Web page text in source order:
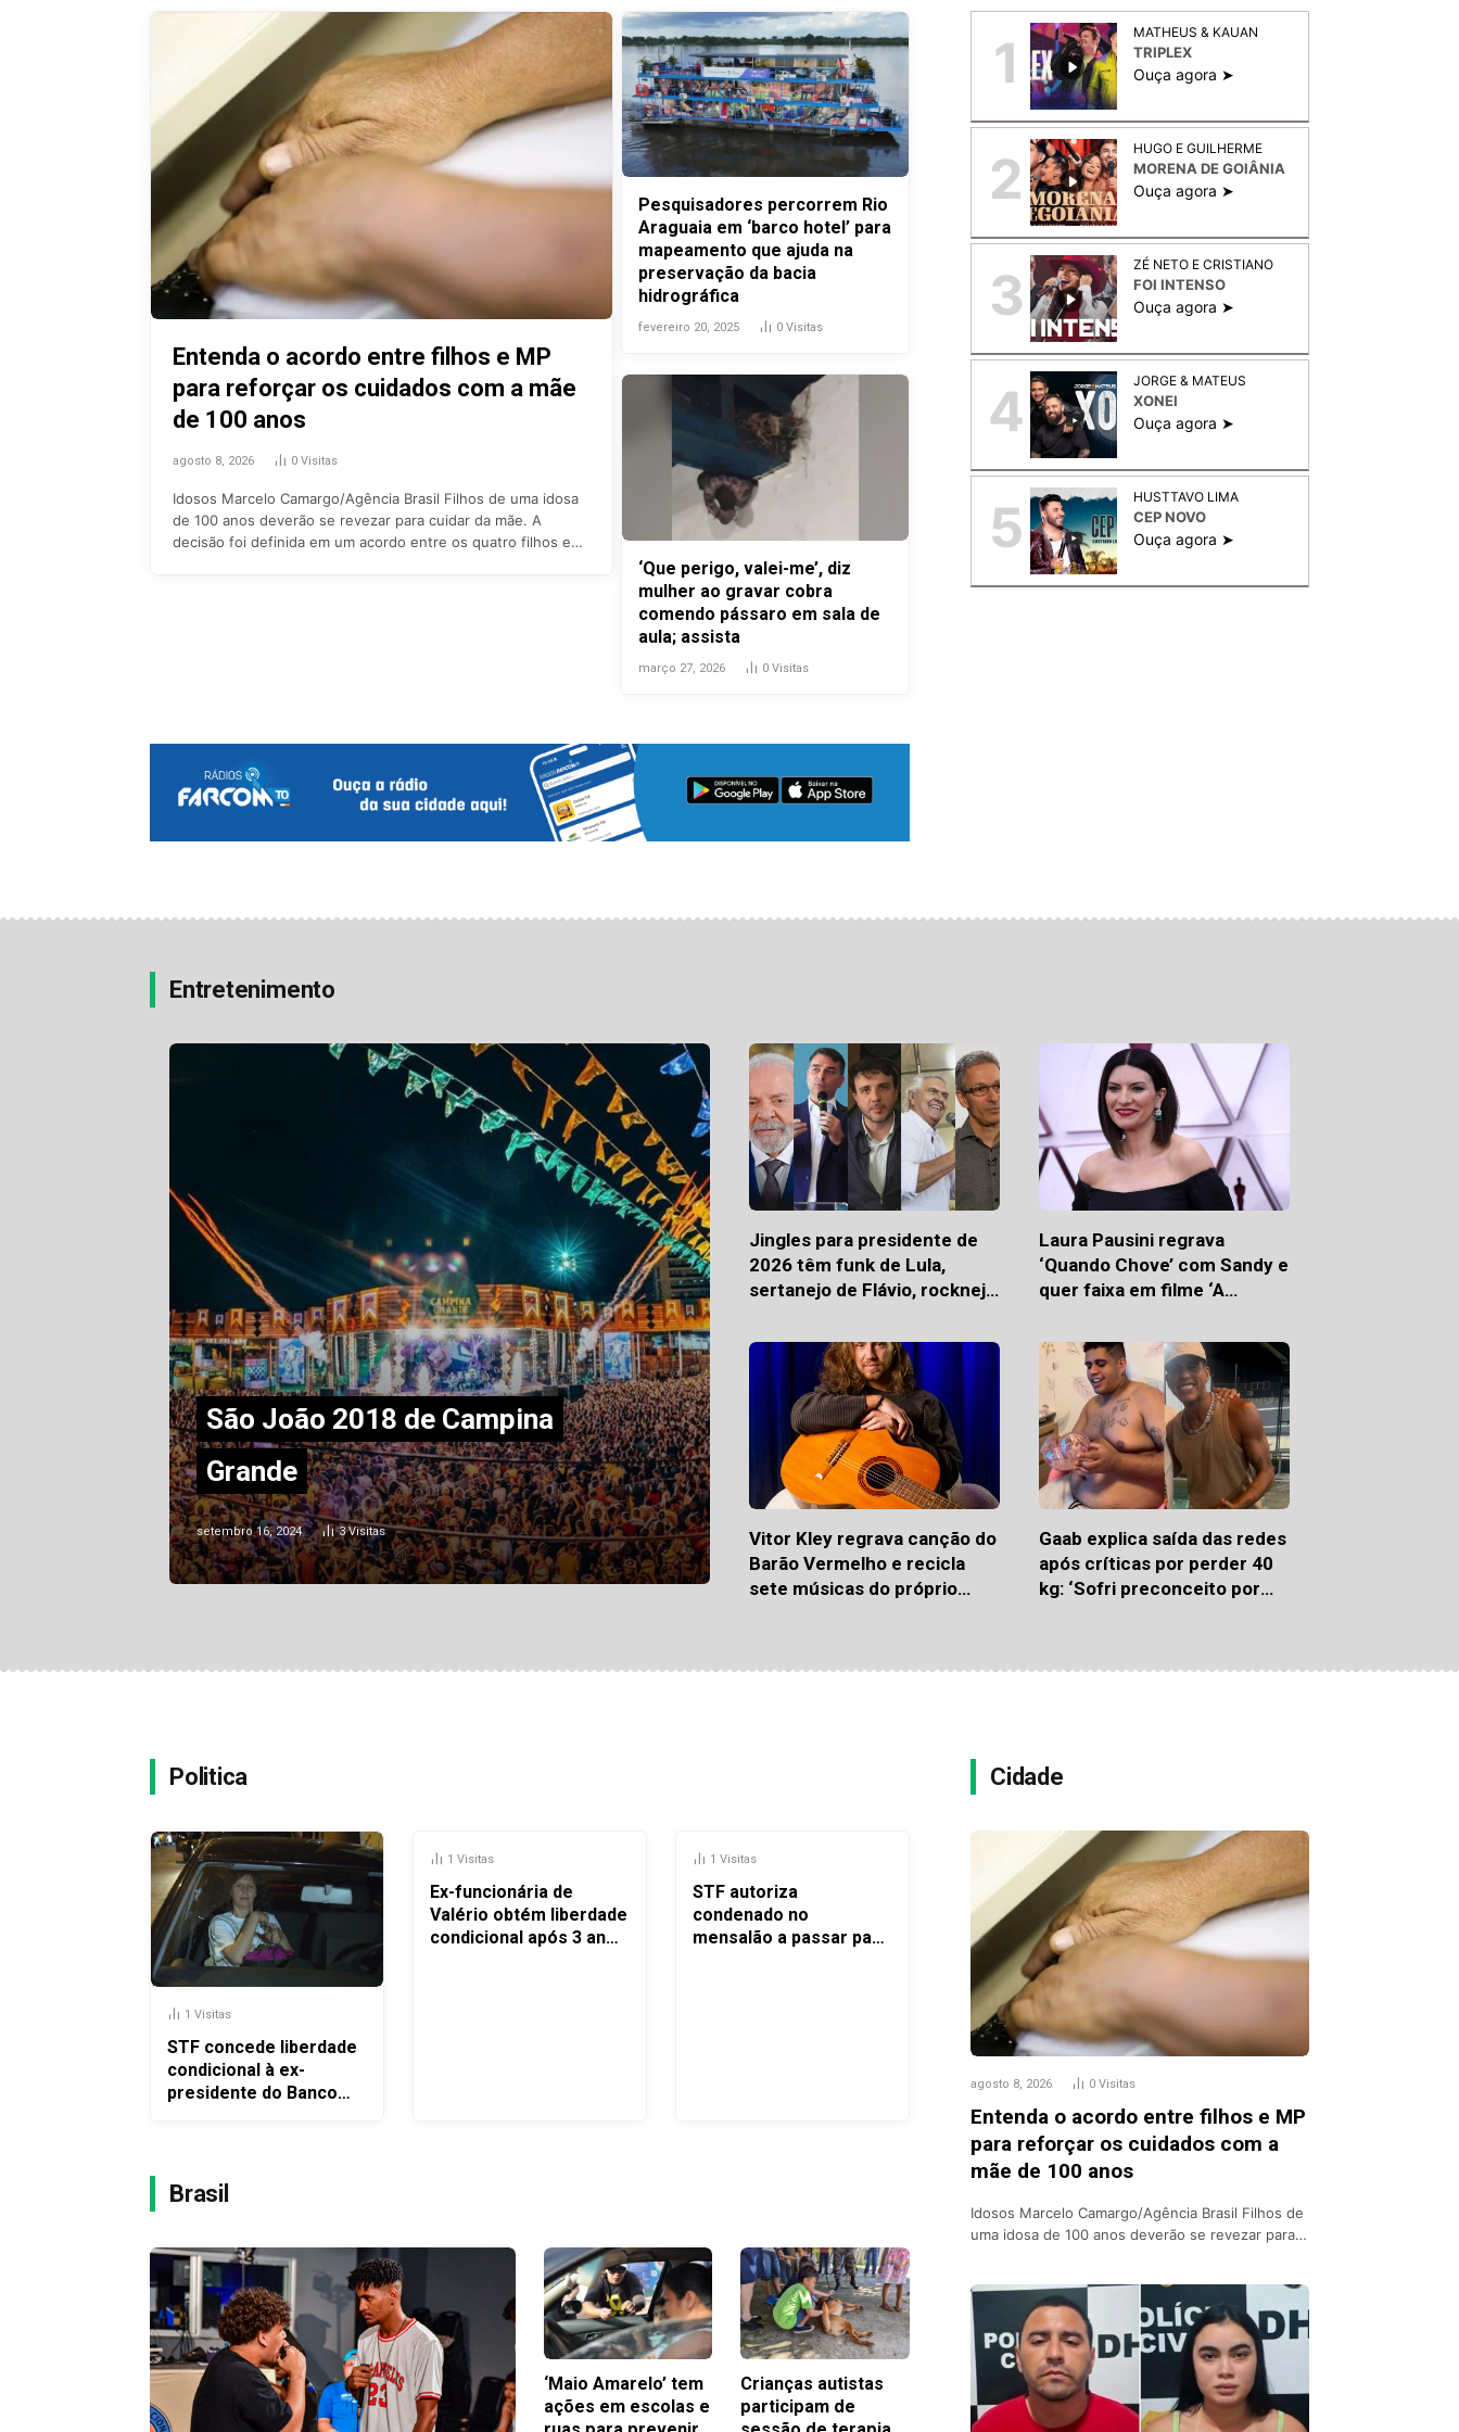
Entenda o acordo entre filhos e MP
para reforçar os cuidados com a mãe
de 100 anos
agosto 8, 2026 0 Visitas
Idosos Marcelo Camargo/Agência Brasil Filhos de uma idosa
de 100 anos deverão se revezar para cuidar da mãe. A
decisão foi definida em um acordo entre os quatro filhos e…
Pesquisadores percorrem Rio
Araguaia em ‘barco hotel’ para
mapeamento que ajuda na
preservação da bacia
hidrográfica
fevereiro 20, 2025 0 Visitas
‘Que perigo, valei-me’, diz
mulher ao gravar cobra
comendo pássaro em sala de
aula; assista
março 27, 2026 0 Visitas
1 MATHEUS & KAUAN
TRIPLEX
Ouça agora ➤
2 HUGO E GUILHERME
MORENA DE GOIÂNIA
Ouça agora ➤
3 ZÉ NETO E CRISTIANO
FOI INTENSO
Ouça agora ➤
4 JORGE & MATEUS
XONEI
Ouça agora ➤
5 HUSTTAVO LIMA
CEP NOVO
Ouça agora ➤
Entretenimento
São João 2018 de Campina
Grande
setembro 16, 2024 3Visitas
Jingles para presidente de
2026 têm funk de Lula,
sertanejo de Flávio, rocknejo
Laura Pausini regrava
‘Quando Chove’ com Sandy e
quer faixa em filme ‘A
falar?’
Vitor Kley regrava canção do
Barão Vermelho e recicla
sete músicas do próprio
Gaab explica saída das redes
após críticas por perder 40
kg: ‘Sofri preconceito por
Politica
1 Visitas
STF concede liberdade
condicional à ex-
presidente do Banco
1 Visitas
Ex-funcionária de
Valério obtém liberdade
condicional após 3 anos
1 Visitas
STF autoriza
condenado no
mensalão a passar para
Brasil
‘Maio Amarelo’ tem
ações em escolas e
Crianças autistas
participam de
Cidade
agosto 8, 2026 0Visitas
Entenda o acordo entre filhos e MP
para reforçar os cuidados com a
mãe de 100 anos
Idosos Marcelo Camargo/Agência Brasil Filhos de
uma idosa de 100 anos deverão se revezar para…